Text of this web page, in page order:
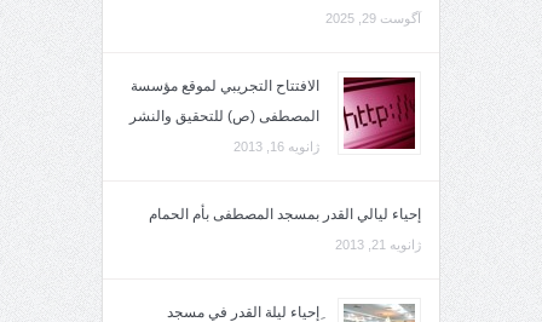
آگوست 29, 2025
الافتتاح التجريبي لموقع مؤسسة
المصطفى (ص) للتحقيق والنشر
ژانویه 16, 2013
إحياء ليالي القدر بمسجد المصطفى بأم الحمام
ژانویه 21, 2013
ِإحياء ليلة القدر في مسجد